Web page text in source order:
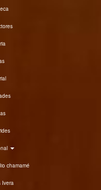
chamamé
Ivera